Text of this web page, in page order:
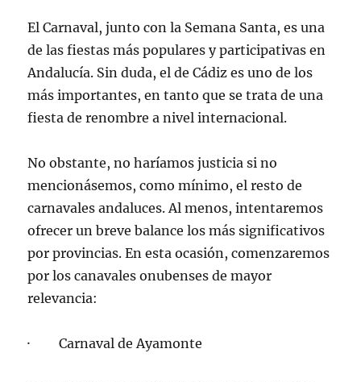
El Carnaval, junto con la Semana Santa, es una
de las fiestas más populares y participativas en
Andalucía. Sin duda, el de Cádiz es uno de los
más importantes, en tanto que se trata de una
fiesta de renombre a nivel internacional.
No obstante, no haríamos justicia si no
mencionásemos, como mínimo, el resto de
carnavales andaluces. Al menos, intentaremos
ofrecer un breve balance los más significativos
por provincias. En esta ocasión, comenzaremos
por los canavales onubenses de mayor
relevancia:
· Carnaval de Ayamonte